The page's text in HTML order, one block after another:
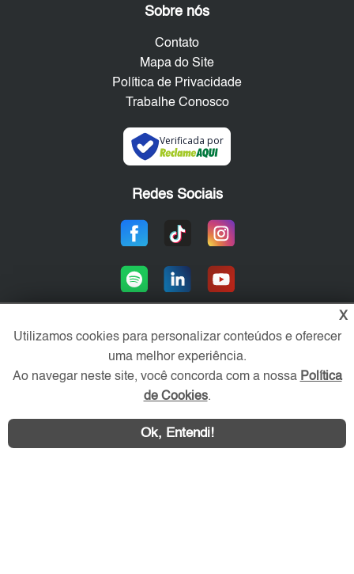
WhatsApp Contatar
Sobre nós
Contato
Mapa do Site
Política de Privacidade
Trabalhe Conosco
Verificada por
Redes Sociais
Área exclusiva aos anunciantes,
acesse sua conta:
X
Utilizamos cookies para personalizar conteúdos e oferecer
uma melhor experiência.
Ao navegar neste site, você concorda com a nossa Política
de Cookies.
Ok, Entendi!